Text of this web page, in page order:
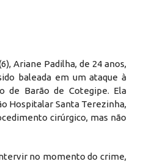
Ariane Padilha, de 24 anos,
baleada em um ataque à
de Barão de Cotegipe. Ela
Hospitalar Santa Terezinha,
cirúrgico, mas não
no momento do crime,